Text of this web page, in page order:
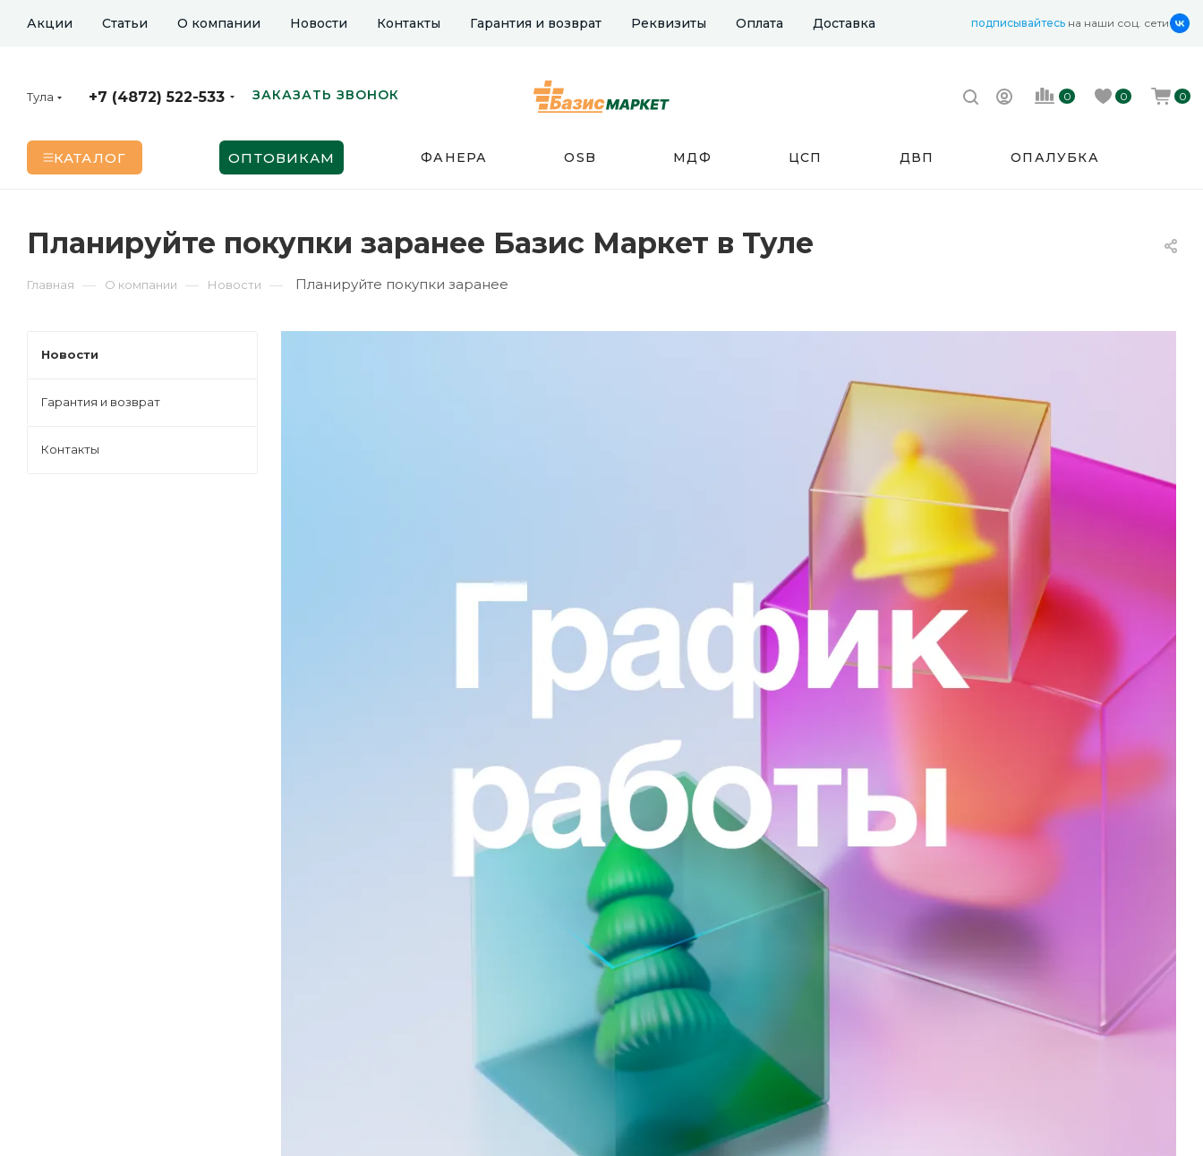
Акции Статьи О компании Новости Контакты Гарантия и возврат Реквизиты Оплата Доставка подписывайтесь на наши соц. сети
Тула +7 (4872) 522-533 ЗАКАЗАТЬ ЗВОНОК 0 0 0
КАТАЛОГ ОПТОВИКАМ ФАНЕРА OSB МДФ ЦСП ДВП ОПАЛУБКА
Планируйте покупки заранее Базис Маркет в Туле
Главная — О компании — Новости — Планируйте покупки заранее
Новости
Гарантия и возврат
Контакты